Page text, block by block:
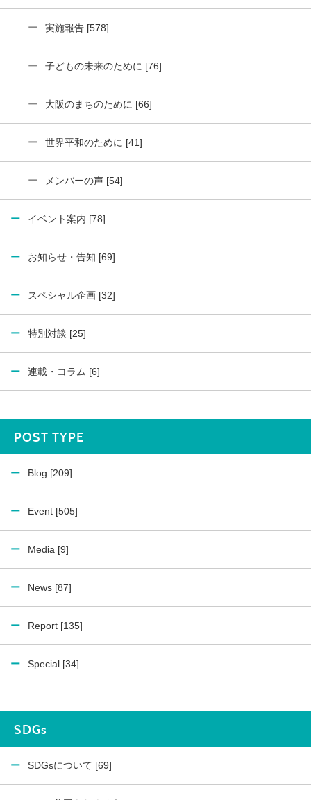
実施報告 [578]
子どもの未来のために [76]
大阪のまちのために [66]
世界平和のために [41]
メンバーの声 [54]
イベント案内 [78]
お知らせ・告知 [69]
スペシャル企画 [32]
特別対談 [25]
連載・コラム [6]
POST TYPE
Blog [209]
Event [505]
Media [9]
News [87]
Report [135]
Special [34]
SDGs
SDGsについて [69]